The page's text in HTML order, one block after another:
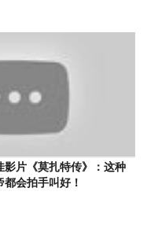
影片《莫扎特传》：这种
会拍手叫好！